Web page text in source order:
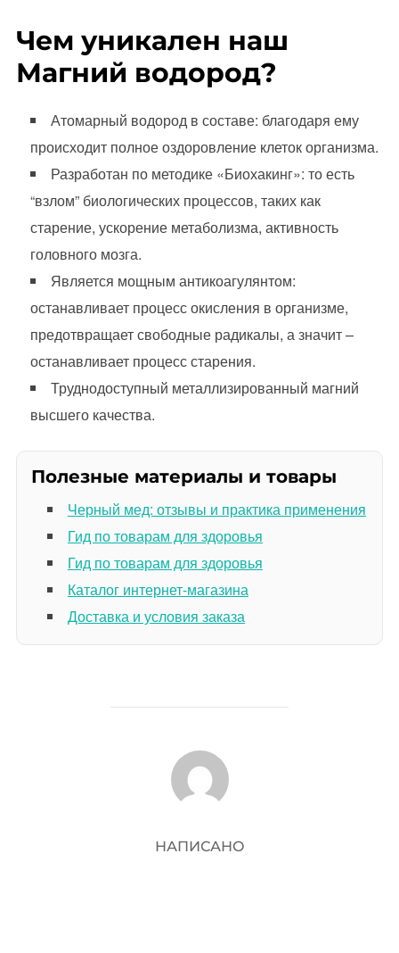
Чем уникален наш
Магний водород?
Атомарный водород в составе: благодаря ему
происходит полное оздоровление клеток организма.
Разработан по методике «Биохакинг»: то есть
“взлом” биологических процессов, таких как
старение, ускорение метаболизма, активность
головного мозга.
Является мощным антикоагулянтом:
останавливает процесс окисления в организме,
предотвращает свободные радикалы, а значит –
останавливает процесс старения.
Труднодоступный металлизированный магний
высшего качества.
Полезные материалы и товары
Черный мед: отзывы и практика применения
Гид по товарам для здоровья
Гид по товарам для здоровья
Каталог интернет-магазина
Доставка и условия заказа
АВТОР ЗАПИСИ
НАПИСАНО